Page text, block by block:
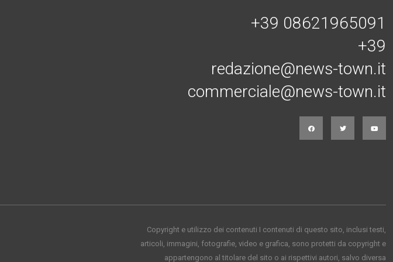
+39 08621965091
+39
redazione@news-town.it
commerciale@news-town.it
Copyright e utilizzo dei contenuti I contenuti di questo sito, inclusi testi,
articoli, immagini, fotografie, video e grafica, sono protetti da copyright e
appartengono al titolare del sito o ai rispettivi autori, salvo diversa